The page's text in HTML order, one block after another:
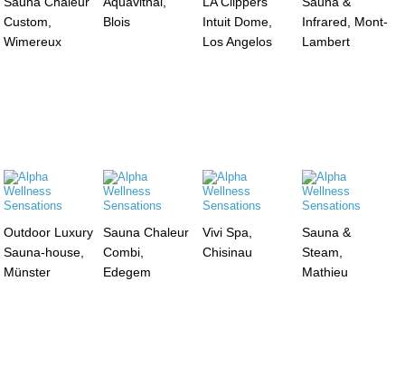
Custom,
Wimereux
Blois
Intuit Dome,
Los Angelos
Infrared, Mont-
Lambert
Outdoor Luxury
Sauna-house,
Münster
Sauna Chaleur
Combi,
Edegem
Vivi Spa,
Chisinau
Sauna &
Steam,
Mathieu